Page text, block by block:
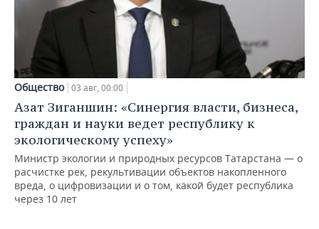
Общество 03 авг, 00:00
Азат Зиганшин: «Синергия власти, бизнеса,
граждан и науки ведет республику к
экологическому успеху»
Министр экологии и природных ресурсов Татарстана — о
расчистке рек, рекультивации объектов накопленного
вреда, о цифровизации и о том, какой будет республика
через 10 лет